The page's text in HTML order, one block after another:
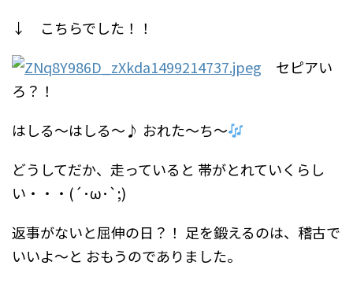
↓ こちらでした！！
セピアい
ろ？！
はしる～はしる～♪ おれた～ち～
どうしてだか、走っていると 帯がとれていくらし
い・・・(´･ω･`;)
返事がないと屈伸の日？！ 足を鍛えるのは、稽古で
いいよ～と おもうのでありました。